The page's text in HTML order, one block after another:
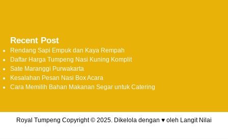
Recent Post
Rendang Sapi Empuk dan Kaya Rempah
Daftar Harga Tumpeng Nasi Kuning Komplit
Sate Maranggi Purwakarta
Kesalahan Pesan Nasi Box Acara
Cara Memilih Bahan Makanan Segar untuk Catering
Royal Tumpeng Copyright © 2025. Dikelola dengan ♥ oleh Langit Nilai